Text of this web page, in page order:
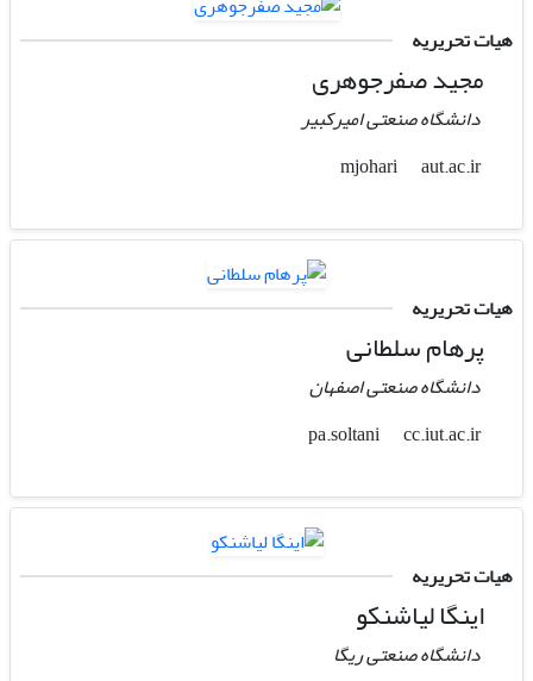
هیات تحریریه
مجید صفرجوهری
دانشگاه صنعتی امیرکبیر
mjohari
aut.ac.ir
هیات تحریریه
پرهام سلطانی
دانشگاه صنعتی اصفهان
pa.soltani
cc.iut.ac.ir
هیات تحریریه
اینگا لیاشنکو
دانشگاه صنعتی ریگا